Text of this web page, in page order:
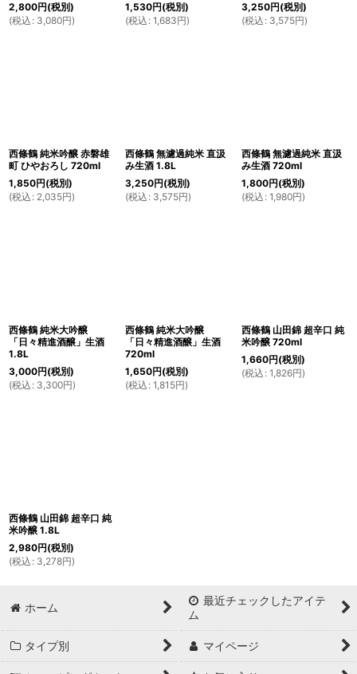
2,800円(税別)
(税込 : 3,080円)
1,530円(税別)
(税込 : 1,683円)
3,250円(税別)
(税込 : 3,575円)
西條鶴 純米吟醸 赤磐雄
町 ひやおろし 720ml
1,850円(税別)
(税込 : 2,035円)
西條鶴 無濾過純米 直汲
み生酒 1.8L
3,250円(税別)
(税込 : 3,575円)
西條鶴 無濾過純米 直汲
み生酒 720ml
1,800円(税別)
(税込 : 1,980円)
西條鶴 純米大吟醸
「日々精進酒醸」生酒
1.8L
3,000円(税別)
(税込 : 3,300円)
西條鶴 純米大吟醸
「日々精進酒醸」生酒
720ml
1,650円(税別)
(税込 : 1,815円)
西條鶴 山田錦 超辛口 純
米吟醸 720ml
1,660円(税別)
(税込 : 1,826円)
西條鶴 山田錦 超辛口 純
米吟醸 1.8L
2,980円(税別)
(税込 : 3,278円)
ホーム
最近チェックしたアイテ
ム
タイプ別 マイページ